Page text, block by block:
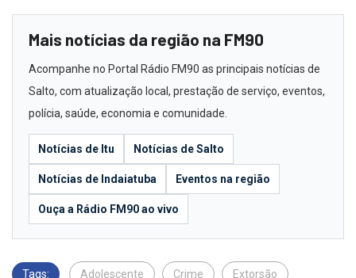
Mais notícias da região na FM90
Acompanhe no Portal Rádio FM90 as principais notícias de
Salto, com atualização local, prestação de serviço, eventos,
polícia, saúde, economia e comunidade.
Notícias de Itu Notícias de Salto
Notícias de Indaiatuba Eventos na região
Ouça a Rádio FM90 ao vivo
Tags: Adolescente Crime Extorsão